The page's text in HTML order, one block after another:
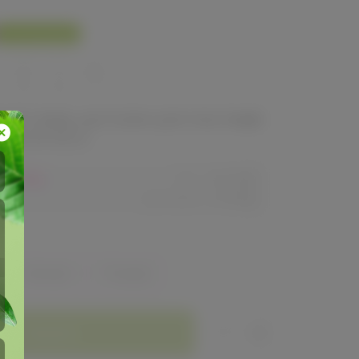
товар, доступен для опытных
24-ok.ru